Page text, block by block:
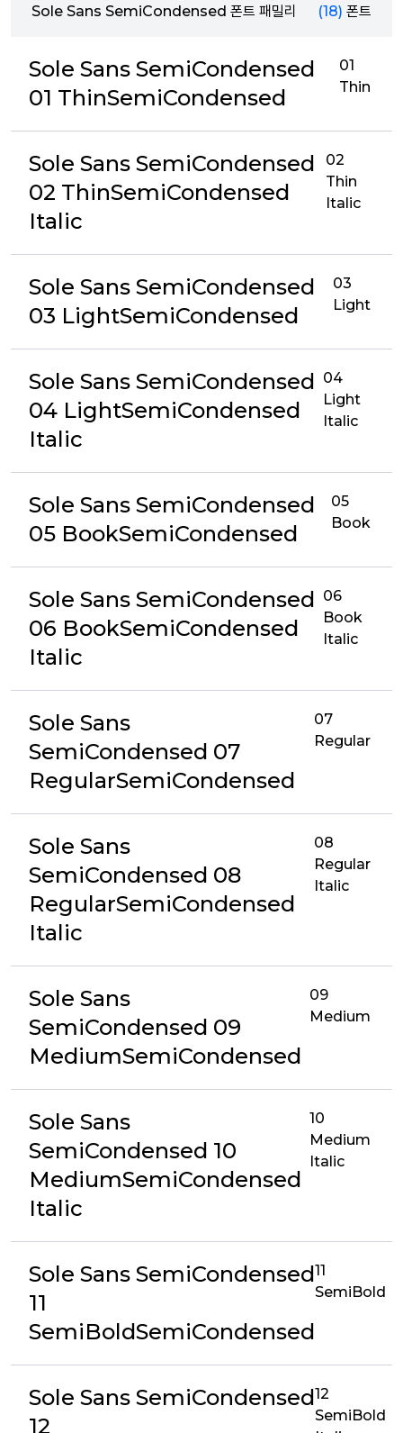
Sole Sans SemiCondensed 폰트 패밀리 (18) 폰트
Sole Sans SemiCondensed
01 ThinSemiCondensed
01
Thin
Sole Sans SemiCondensed
02 ThinSemiCondensed
Italic
02
Thin
Italic
Sole Sans SemiCondensed
03 LightSemiCondensed
03
Light
Sole Sans SemiCondensed
04 LightSemiCondensed
Italic
04
Light
Italic
Sole Sans SemiCondensed
05 BookSemiCondensed
05
Book
Sole Sans SemiCondensed
06 BookSemiCondensed
Italic
06
Book
Italic
Sole Sans
SemiCondensed 07
RegularSemiCondensed
07
Regular
Sole Sans
SemiCondensed 08
RegularSemiCondensed
Italic
08
Regular
Italic
Sole Sans
SemiCondensed 09
MediumSemiCondensed
09
Medium
Sole Sans
SemiCondensed 10
MediumSemiCondensed
Italic
10
Medium
Italic
Sole Sans SemiCondensed
11
SemiBoldSemiCondensed
11
SemiBold
Sole Sans SemiCondensed
12
12
SemiBold